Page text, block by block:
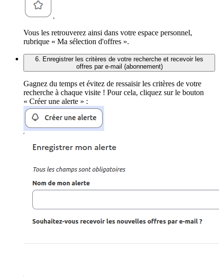
.
Vous les retrouverez ainsi dans votre espace personnel,
rubrique « Ma sélection d'offres ».
6. Enregistrer les critères de votre recherche et recevoir les
offres par e-mail (abonnement)
Gagnez du temps et évitez de ressaisir les critères de votre
recherche à chaque visite ! Pour cela, cliquez sur le bouton
« Créer une alerte » :